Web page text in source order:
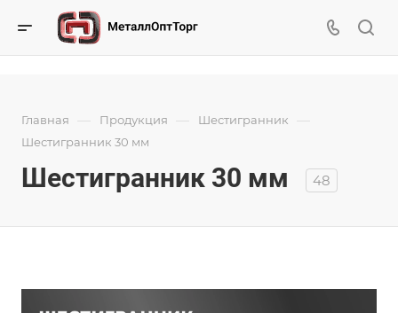
Главная — Продукция — Шестигранник —
Шестигранник 30 мм
Шестигранник 30 мм 48